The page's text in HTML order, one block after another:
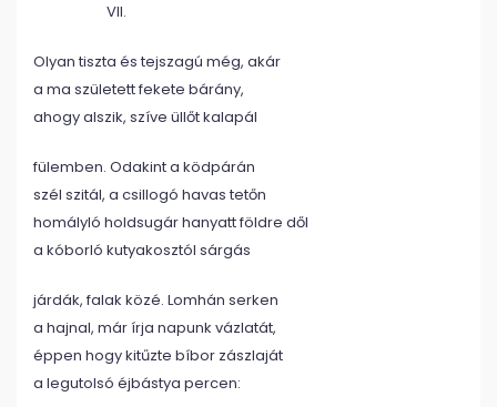
VII.
Olyan tiszta és tejszagú még, akár
a ma született fekete bárány,
ahogy alszik, szíve üllőt kalapál
fülemben. Odakint a ködpárán
szél szitál, a csillogó havas tetőn
homályló holdsugár hanyatt földre dől
a kóborló kutyakosztól sárgás
járdák, falak közé. Lomhán serken
a hajnal, már írja napunk vázlatát,
éppen hogy kitűzte bíbor zászlaját
a legutolsó éjbástya percen: